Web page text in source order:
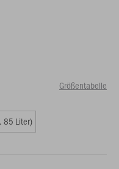
Größentabelle
85 Liter)